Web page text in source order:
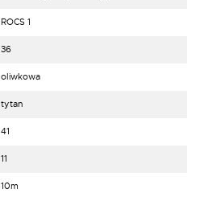
ROCS 1
36
oliwkowa
tytan
41
11
10m